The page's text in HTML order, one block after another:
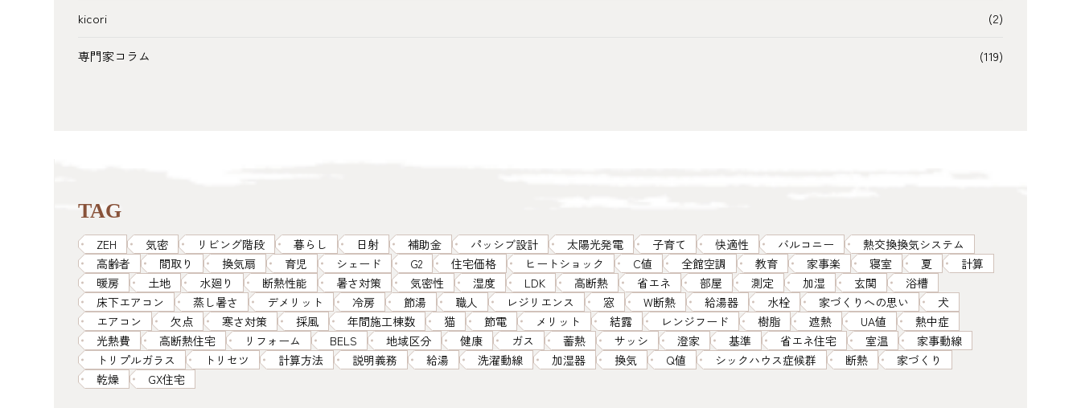
kicori (2)
専門家コラム (119)
TAG
ZEH 気密 リビング階段 暮らし 日射 補助金 パッシブ設計 太陽光発電 子育て 快適性 バルコニー
熱交換換気システム
高齢者
間取り 換気扇 育児 シェード G2 住宅価格 ヒートショック C値 全館空調 教育 家事楽 寝室 夏
計算
暖房
土地 水廻り 断熱性能 暑さ対策 気密性 湿度 LDK 高断熱 省エネ 部屋 測定 加湿 玄関
浴槽
床下エアコン
蒸し暑さ デメリット 冷房 節湯 職人 レジリエンス 窓 W断熱 給湯器 水栓 家づくりへの思い
犬
エアコン
欠点 寒さ対策 採風 年間施工棟数 猫 節電 メリット 結露 レンジフード 樹脂 遮熱 UA値
熱中症
光熱費
高断熱住宅 リフォーム BELS 地域区分 健康 ガス 蓄熱 サッシ 澄家 基準 省エネ住宅 室温
家事動線
トリプルガラス
トリセツ 計算方法 説明義務 給湯 洗濯動線 加湿器 換気 Q値 シックハウス症候群 断熱
家づくり
乾燥
GX住宅